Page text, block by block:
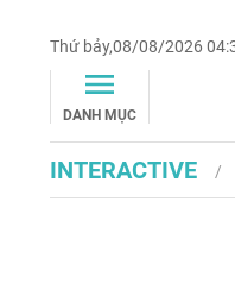
Thứ bảy,08/08/2026
DANH MỤC
INTERACTIVE